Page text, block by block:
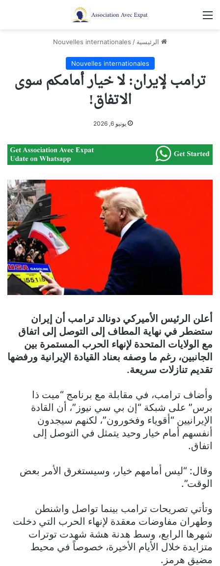
القائمة
الرئيسية /
Nouvelles internationales
Nouvelles internationales
ترامب لإيران: لا خيار أمامكم سوى
الاتفاق!
يونيو 6, 2026
أعلن الرئيس الأميركي دونالد ترامب أن إيران
ستضطر في نهاية المطاف إلى التوصل إلى اتفاق
مع الولايات المتحدة لإنهاء الحرب المستمرة بين
الجانبين، رغم ما وصفه بعناد القيادة الإيرانية ورفضها
تقديم تنازلات سريعة.
وأضاف ترامب، في مقابلة مع برنامج “ميت ذا
برس” على شبكة “إن بي سي نيوز”، أن القادة
الإيرانيين “أقوياء وفخورون”، لكنهم سيجدون
أنفسهم أمام خيار وحيد يتمثل في التوصل إلى
اتفاق.
وقال: “ليس أمامهم خيار، وسيستغرق الأمر بعض
الوقت”.
وتأتي تصريحات ترامب بينما تواصل واشنطن
وطهران مفاوضات معقدة لإنهاء الحرب التي دخلت
شهرها الرابع، وسط هدنة هشة شهدت توترات
متزايدة خلال الأيام الأخيرة، خصوصاً في محيط
مضيق هرمز.